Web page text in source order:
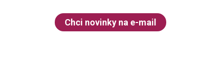
Chci novinky na e-mail